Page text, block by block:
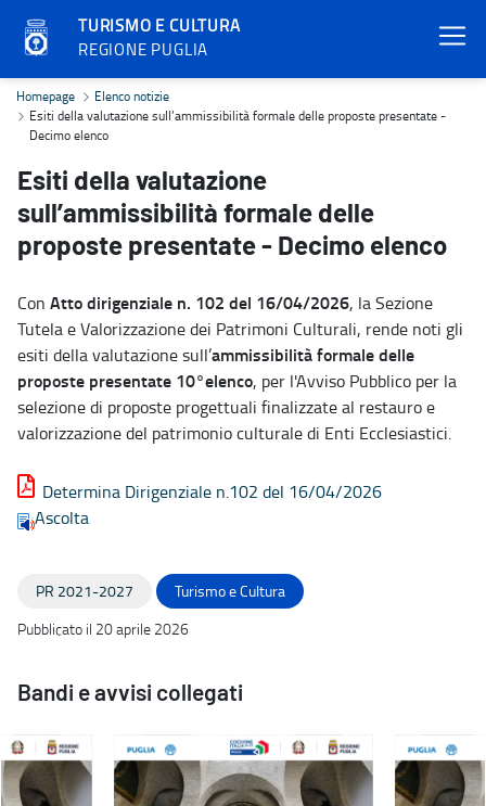
TURISMO E CULTURA
REGIONE PUGLIA
Esiti della valutazione sull’ammissibilità formale delle proposte
Homepage
Elenco notizie
Esiti della valutazione sull’ammissibilità formale delle proposte presentate -
Decimo elenco
Esiti della valutazione
sull’ammissibilità formale delle
proposte presentate - Decimo elenco
Con Atto dirigenziale n. 102 del 16/04/2026, la Sezione
Tutela e Valorizzazione dei Patrimoni Culturali, rende noti gli
esiti della valutazione sull’ammissibilità formale delle
proposte presentate 10°elenco, per l'Avviso Pubblico per la
selezione di proposte progettuali finalizzate al restauro e
valorizzazione del patrimonio culturale di Enti Ecclesiastici.
Determina Dirigenziale n.102 del 16/04/2026
Ascolta
PR 2021-2027
Turismo e Cultura
Pubblicato il 20 aprile 2026
Bandi e avvisi collegati